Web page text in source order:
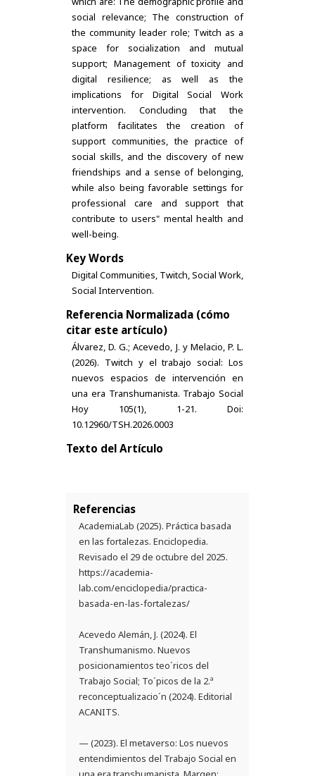
social relevance; The construction of
the community leader role; Twitch as a
space for socialization and mutual
support; Management of toxicity and
digital resilience; as well as the
implications for Digital Social Work
intervention. Concluding that the
platform facilitates the creation of
support communities, the practice of
social skills, and the discovery of new
friendships and a sense of belonging,
while also being favorable settings for
professional care and support that
contribute to users" mental health and
well-being.
Key Words
Digital Communities, Twitch, Social Work,
Social Intervention.
Referencia Normalizada (cómo
citar este artículo)
Álvarez, D. G.; Acevedo, J. y Melacio, P. L.
(2026). Twitch y el trabajo social: Los
nuevos espacios de intervención en
una era Transhumanista. Trabajo Social
Hoy 105(1), 1-21. Doi:
10.12960/TSH.2026.0003
Texto del Artículo
Referencias
AcademiaLab (2025). Práctica basada
en las fortalezas. Enciclopedia.
Revisado el 29 de octubre del 2025.
https://academia-
lab.com/enciclopedia/practica-
basada-en-las-fortalezas/
Acevedo Alemán, J. (2024). El
Transhumanismo. Nuevos
posicionamientos teo´ricos del
Trabajo Social; To´picos de la 2.ª
reconceptualizacio´n (2024). Editorial
ACANITS.
— (2023). El metaverso: Los nuevos
entendimientos del Trabajo Social en